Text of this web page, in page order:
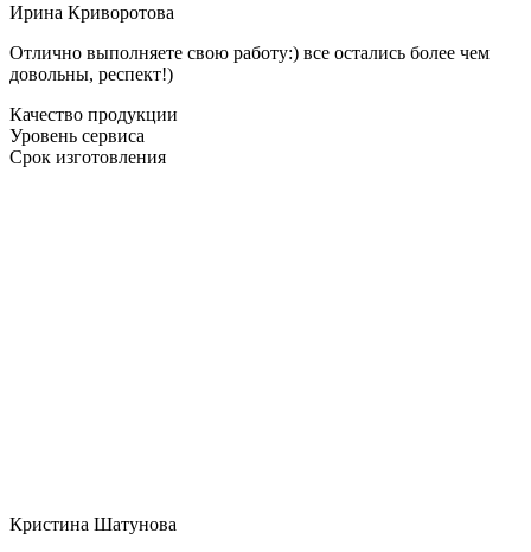
Ирина Криворотова
Отлично выполняете свою работу:) все остались более чем
довольны, респект!)
Качество продукции
Уровень сервиса
Срок изготовления
Кристина Шатунова